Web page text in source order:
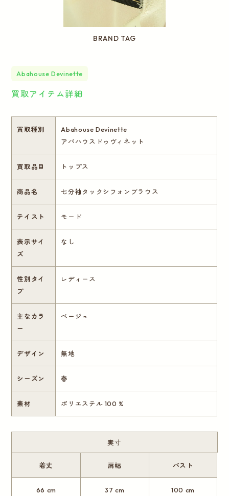
BRAND TAG
Abahouse Devinette
買取アイテム詳細
買取種別
Abahouse Devinette
アバハウスドゥヴィネット
買取品目 トップス
商品名 七分袖タックシフォンブラウス
テイスト モード
表示サイ
ズ
なし
性別タイ
プ
レディース
主なカラ
ー
ベージュ
デザイン 無地
シーズン 春
素材 ポリエステル 100 %
実寸
着丈
66 cm
肩幅
37 cm
バスト
100 cm